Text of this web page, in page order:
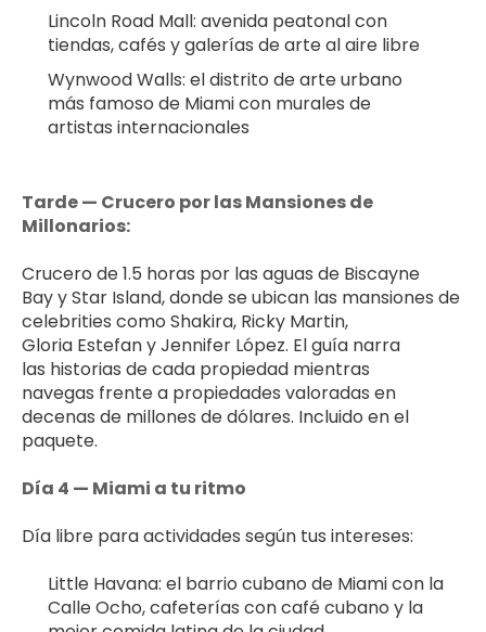
Lincoln Road Mall: avenida peatonal con
tiendas, cafés y galerías de arte al aire libre
Wynwood Walls: el distrito de arte urbano
más famoso de Miami con murales de
artistas internacionales
Tarde — Crucero por las Mansiones de
Millonarios:
Crucero de 1.5 horas por las aguas de Biscayne
Bay y Star Island, donde se ubican las mansiones de
celebrities como Shakira, Ricky Martin,
Gloria Estefan y Jennifer López. El guía narra
las historias de cada propiedad mientras
navegas frente a propiedades valoradas en
decenas de millones de dólares. Incluido en el
paquete.
Día 4 — Miami a tu ritmo
Día libre para actividades según tus intereses:
Little Havana: el barrio cubano de Miami con la
Calle Ocho, cafeterías con café cubano y la